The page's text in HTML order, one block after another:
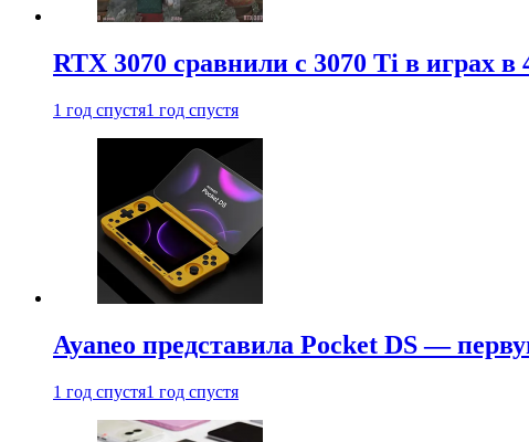
RTX 3070 сравнили с 3070 Ti в играх в
1 год спустя1 год спустя
Ayaneo представила Pocket DS —
1 год спустя1 год спустя